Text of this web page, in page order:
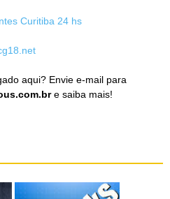
Curitiba 24 hs
aqui? Envie e-mail para
e saiba mais!